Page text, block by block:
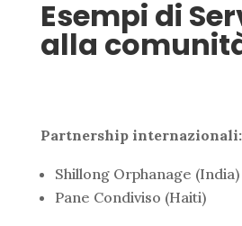
Esempi di
alla
Partnership internazionali:
Shillong Orphanage (India)
Pane Condiviso (Haiti)